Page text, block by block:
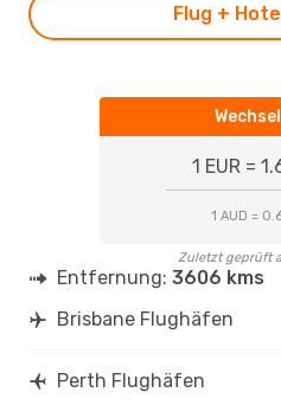
Flug +
1 EUR =
1 AUD =
Zuletzt geprüft
Entfernung: 3606 kms
Brisbane Flughäfen
Perth Flughäfen